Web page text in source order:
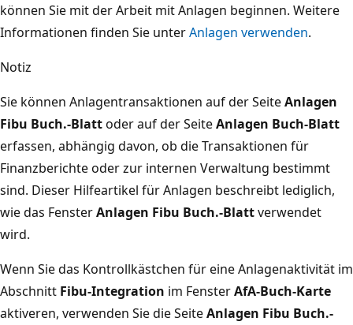
können Sie mit der Arbeit mit Anlagen beginnen. Weitere
Informationen finden Sie unterAnlagen verwenden.
Notiz
Sie können Anlagentransaktionen auf der SeiteAnlagen
Fibu Buch.-Blattoder auf der SeiteAnlagen Buch-Blatt
erfassen, abhängig davon, ob die Transaktionen für
Finanzberichte oder zur internen Verwaltung bestimmt
sind. Dieser Hilfeartikel für Anlagen beschreibt lediglich,
wie das FensterAnlagen Fibu Buch.-Blattverwendet
wird.
Wenn Sie das Kontrollkästchen für eine Anlagenaktivität im
Abschnitt Fibu-Integration im FensterAfA-Buch-Karte
aktiveren, verwenden Sie die SeiteAnlagen Fibu Buch.-